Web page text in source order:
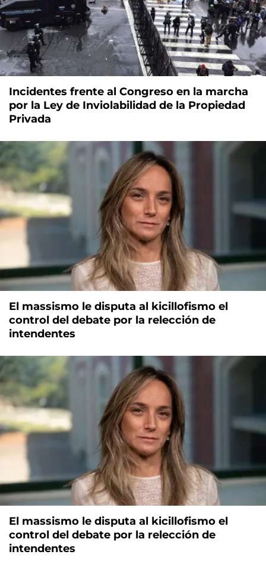
Incidentes frente al Congreso en la marcha
por la Ley de Inviolabilidad de la Propiedad
Privada
El massismo le disputa al kicillofismo el
control del debate por la relección de
intendentes
El massismo le disputa al kicillofismo el
control del debate por la relección de
intendentes